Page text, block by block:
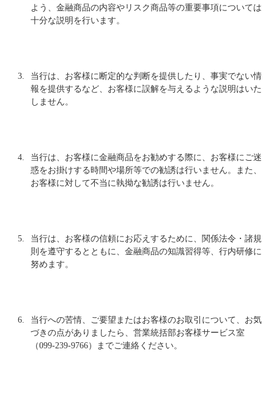
よう、金融商品の内容やリスク商品等の重要事項については
十分な説明を行います。
3.
当行は、お客様に断定的な判断を提供したり、事実でない情
報を提供するなど、お客様に誤解を与えるような説明はいた
しません。
4.
当行は、お客様に金融商品をお勧めする際に、お客様にご迷
惑をお掛けする時間や場所等での勧誘は行いません。また、
お客様に対して不当に執拗な勧誘は行いません。
5.
当行は、お客様の信頼にお応えするために、関係法令・諸規
則を遵守するとともに、金融商品の知識習得等、行内研修に
努めます。
6.
当行への苦情、ご要望またはお客様のお取引について、お気
づきの点がありましたら、営業統括部お客様サービス室
（099-239-9766）までご連絡ください。